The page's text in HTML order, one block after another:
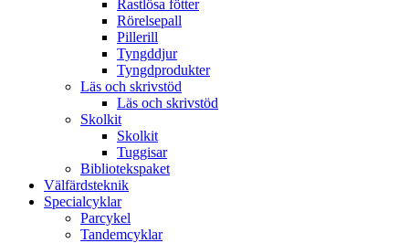
Rastlösa fötter
Rörelsepall
Pillerill
Tyngddjur
Tyngdprodukter
Läs och skrivstöd
Läs och skrivstöd
Skolkit
Skolkit
Tuggisar
Bibliotekspaket
Välfärdsteknik
Specialcyklar
Parcykel
Tandemcyklar